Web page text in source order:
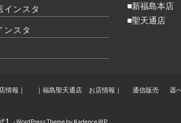
インスタ
ンスタ
■新福島本店
■聖天通店
情報｜ ｜福島聖天通店 お店情報｜ 通信販売 器